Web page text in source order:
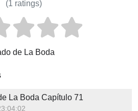
(1 ratings)
de La Boda
La Boda Capítulo 71